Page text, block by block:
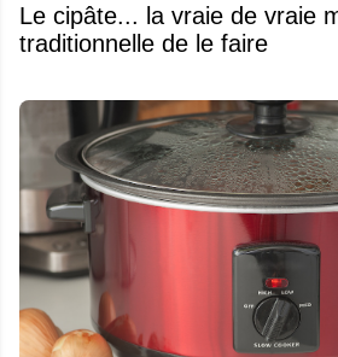
Le cipâte... la vraie de vraie
traditionnelle de le faire